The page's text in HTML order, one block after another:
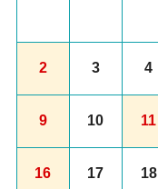
2 3 4
9 10 11
16 17 18